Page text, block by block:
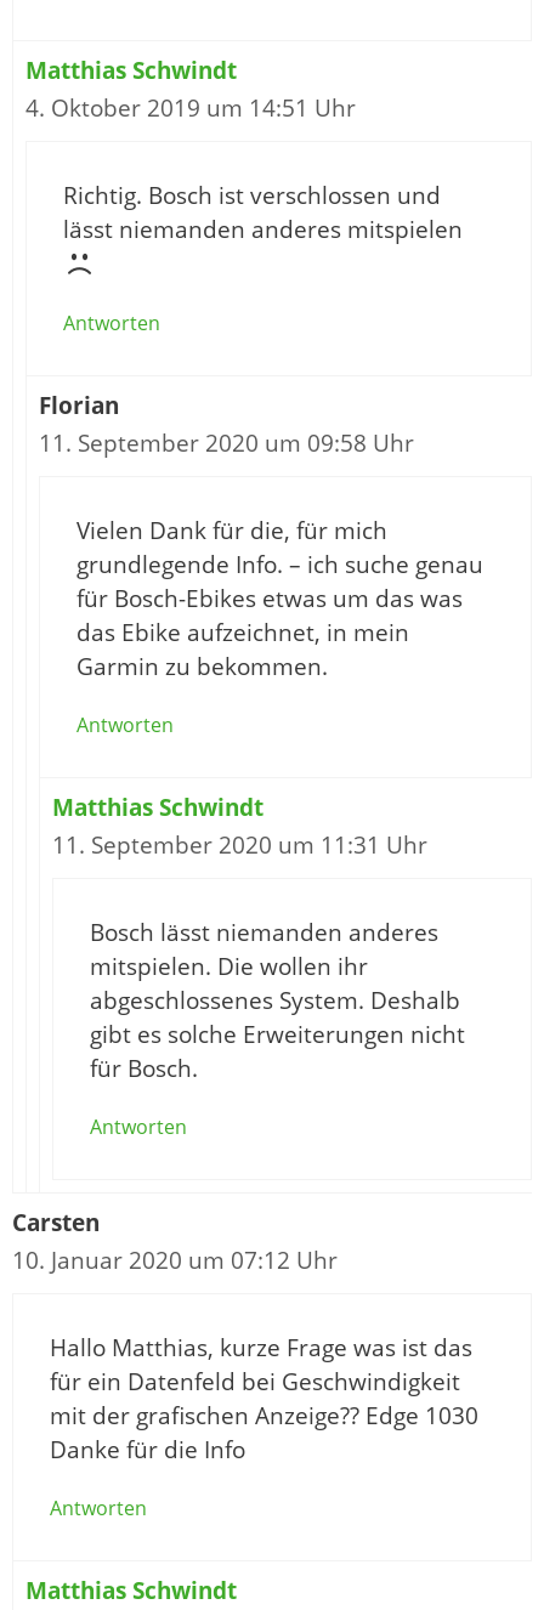
Matthias Schwindt
4. Oktober 2019 um 14:51 Uhr
Richtig. Bosch ist verschlossen und
lässt niemanden anderes mitspielen
Antworten
Florian
11. September 2020 um 09:58 Uhr
Vielen Dank für die, für mich
grundlegende Info. – ich suche genau
für Bosch-Ebikes etwas um das was
das Ebike aufzeichnet, in mein
Garmin zu bekommen.
Antworten
Matthias Schwindt
11. September 2020 um 11:31 Uhr
Bosch lässt niemanden anderes
mitspielen. Die wollen ihr
abgeschlossenes System. Deshalb
gibt es solche Erweiterungen nicht
für Bosch.
Antworten
Carsten
10. Januar 2020 um 07:12 Uhr
Hallo Matthias, kurze Frage was ist das
für ein Datenfeld bei Geschwindigkeit
mit der grafischen Anzeige?? Edge 1030
Danke für die Info
Antworten
Matthias Schwindt